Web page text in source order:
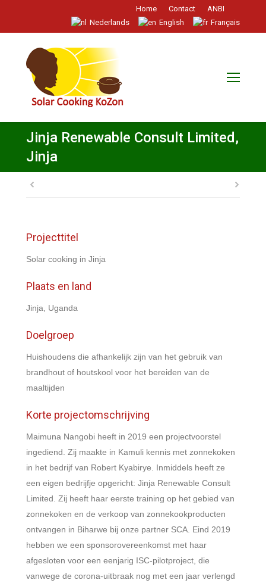
Home Contact
ANBI
Nederlands
English Français
Jinja Renewable Consult Limited,
Jinja
Projecttitel
Solar cooking in Jinja
Plaats en land
Jinja, Uganda
Doelgroep
Huishoudens die afhankelijk zijn van het gebruik van
brandhout of houtskool voor het bereiden van de
maaltijden
Korte projectomschrijving
Maimuna Nangobi heeft in 2019 een projectvoorstel
ingediend. Zij maakte in Kamuli kennis met zonnekoken
in het bedrijf van Robert Kyabirye. Inmiddels heeft ze
een eigen bedrijfje opgericht: Jinja Renewable Consult
Limited. Zij heeft haar eerste training op het gebied van
zonnekoken en de verkoop van zonnekookproducten
ontvangen in Biharwe bij onze partner SCA. Eind 2019
hebben we een sponsorovereenkomst met haar
afgesloten voor een eenjarig ISC-pilotproject, die
vanwege de corona-uitbraak nog met een jaar verlengd